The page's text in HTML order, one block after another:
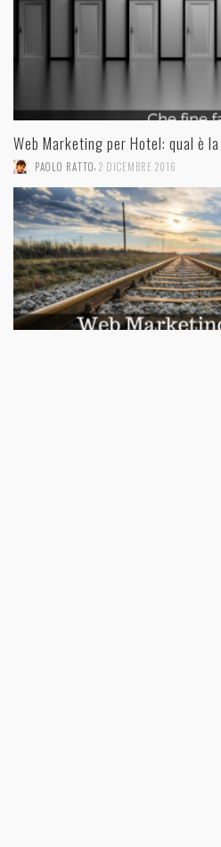
Web Marketing per Hotel: qual è
PAOLO RATTO, 2 DICEMBRE 2016